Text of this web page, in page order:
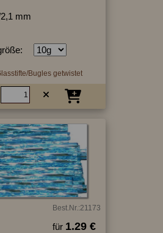
mm
Bugles getwistet
Best.Nr.:21173
für 1.29 €